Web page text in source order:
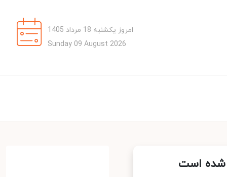
امروز یکشنبه 18 مرداد 1405
Sunday 09 August 2026
شده است